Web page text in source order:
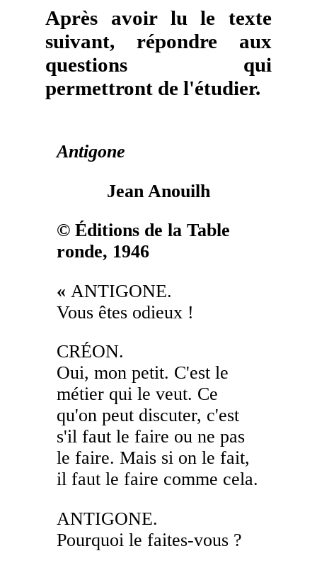
Après avoir lu le texte
suivant, répondre aux
questions qui
permettront de l'étudier.
Antigone
Jean Anouilh
© Éditions de la Table
ronde, 1946
« ANTIGONE.
Vous êtes odieux !
CRÉON.
Oui, mon petit. C'est le
métier qui le veut. Ce
qu'on peut discuter, c'est
s'il faut le faire ou ne pas
le faire. Mais si on le fait,
il faut le faire comme cela.
ANTIGONE.
Pourquoi le faites-vous ?